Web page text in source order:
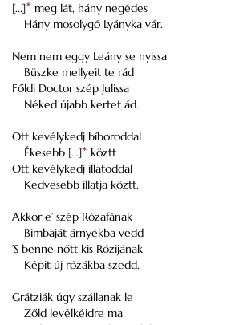
[...]* meg lát, hány negédes
Hány mosolygó Lyányka vár.
Nem nem eggy Leány se nyissa
Büszke mellyeit te rád
Főldi Doctor szép Julissa
Néked újabb kertet ád.
Ott kevélykedj bíboroddal
Ékesebb [...]* köztt
Ott kevélykedj illatoddal
Kedvesebb illatja köztt.
Akkor e’ szép Rózafának
Bimbaját árnyékba vedd
’S benne nőtt kis Rózijának
Képit új rózákba szedd.
Grátziák úgy szállanak le
Zőld levélkéidre ma